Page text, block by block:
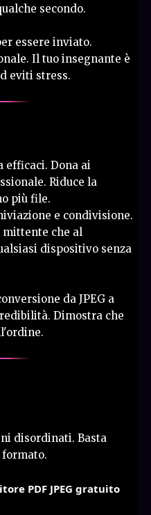
secondo.
essere inviato.
Il tuo insegnante è
eviti stress.
efficaci. Dona ai
Riduce la
più file.
e condivisione.
che al
dispositivo senza
da JPEG a
Dimostra che
disordinati. Basta
PDF JPEG gratuito